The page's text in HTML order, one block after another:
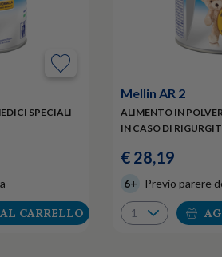
SPECIALI
CARRELLO
Mellin AR 2
ALIMENTO IN
IN CASO DI
€ 28,19
6+ Previo parere